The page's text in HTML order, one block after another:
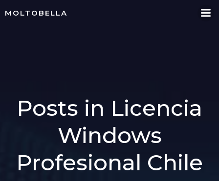
MOLTOBELLA
Posts in Licencia
Windows
Profesional Chile